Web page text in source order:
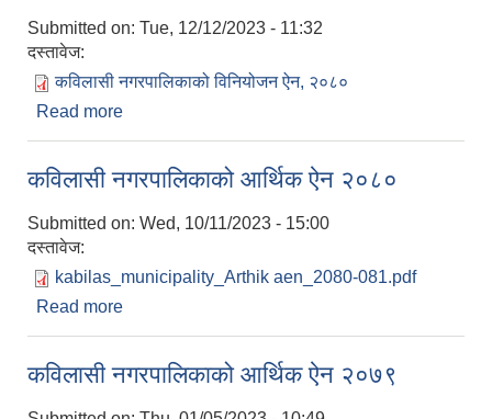
Submitted on: Tue, 12/12/2023 - 11:32
दस्तावेज:
कविलासी नगरपालिकाको विनियोजन ऐन, २०८०
Read more
कविलासी नगरपालिकाको आर्थिक ऐन २०८०
Submitted on: Wed, 10/11/2023 - 15:00
दस्तावेज:
kabilas_municipality_Arthik aen_2080-081.pdf
Read more
कविलासी नगरपालिकाको आर्थिक ऐन २०७९